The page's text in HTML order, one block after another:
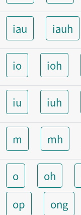
iau iauh
io ioh
iu iuh
m mh
o oh
op
ong